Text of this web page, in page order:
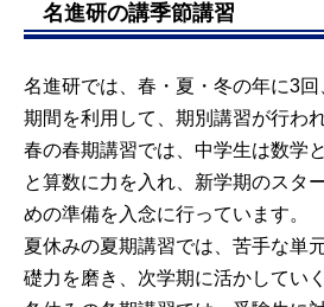
名進研の講季節講習
名進研では、春・夏・冬の年に3
期間を利用して、期別講習が行わ
春の春期講習では、中学生は数学
と算数に力を入れ、新学期のスタ
めの準備を入念に行っています。
夏休みの夏期講習では、苦手な単
礎力を磨き、次学期に活かしてい